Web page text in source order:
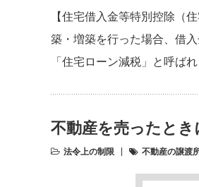
【住宅借入金等特別控除（
築・増築を行った場合、借
「住宅ローン減税」と呼ば
不動産を売ったと
法令上の制限 不動産の譲渡